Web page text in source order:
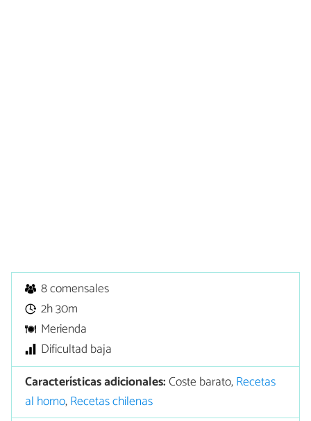
8 comensales
2h 30m
Merienda
Dificultad baja
Características adicionales:Coste barato,Recetas
al horno,Recetas chilenas